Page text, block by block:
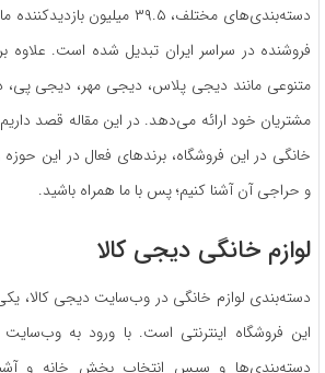
فروشنده در سراسر ایران تبدیل شده است. علاوه
متنوعی مانند دیجی‌ پلاس، دیجی‌ مهر، دیجی‌ پی،
مشتریان خود ارائه می‌دهد. در این مقاله قصد داریم
خانگی در این فروشگاه، برندهای فعال در این
و حراجی آن آشنا کنیم؛ پس با ما همراه باشید.
لوازم خانگی دیجی کالا
دسته‌بندی لوازم خانگی در وب‌سایت دیجی کالا،
این فروشگاه اینترنتی است. با ورود به
دسته‌بندی‌ها و سپس انتخاب بخش خانه و